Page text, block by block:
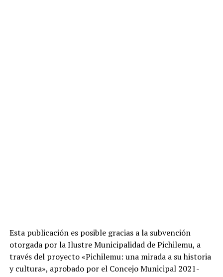
Esta publicación es posible gracias a la subvención
otorgada por la Ilustre Municipalidad de Pichilemu, a
través del proyecto «Pichilemu: una mirada a su historia
y cultura», aprobado por el Concejo Municipal 2021-